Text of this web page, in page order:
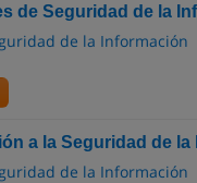
de Seguridad de la
de la Información
a la Seguridad de la
de la Información